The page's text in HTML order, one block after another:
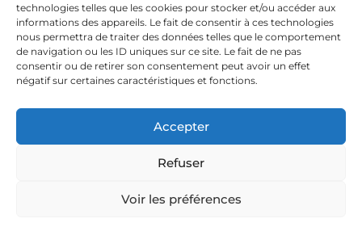
technologies telles que les cookies pour stocker et/ou accéder aux
informations des appareils. Le fait de consentir à ces technologies
nous permettra de traiter des données telles que le comportement
de navigation ou les ID uniques sur ce site. Le fait de ne pas
consentir ou de retirer son consentement peut avoir un effet
négatif sur certaines caractéristiques et fonctions.
Accepter
Refuser
Voir les préférences